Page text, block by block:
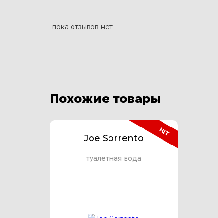
пока отзывов нет
Похожие товары
HIT
Joe Sorrento
туалетная вода